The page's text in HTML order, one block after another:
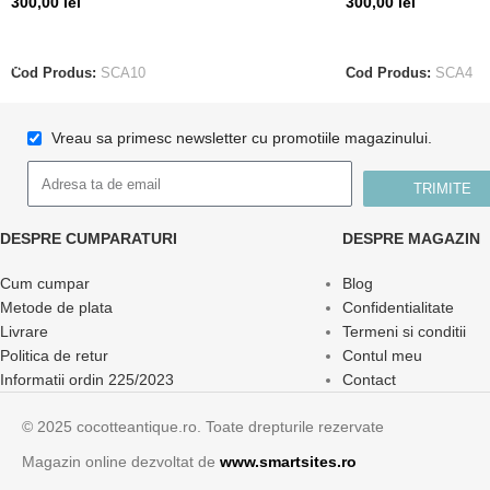
Cod Produs: SCA10 Cod Produs: SCA4
Vreau sa primesc newsletter cu promotiile magazinului.
TRIMITE
DESPRE CUMPARATURI
Cum cumpar
Metode de plata
Livrare
Politica de retur
Informatii ordin 225/2023
DESPRE MAGAZIN
Blog
Confidentialitate
Termeni si conditii
Contul meu
Contact
© 2025 cocotteantique.ro. Toate drepturile rezervate
Magazin online dezvoltat de www.smartsites.ro